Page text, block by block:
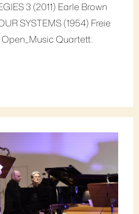
3 (2011) Earle Brown
SYSTEMS (1954) Freie
Quartett: